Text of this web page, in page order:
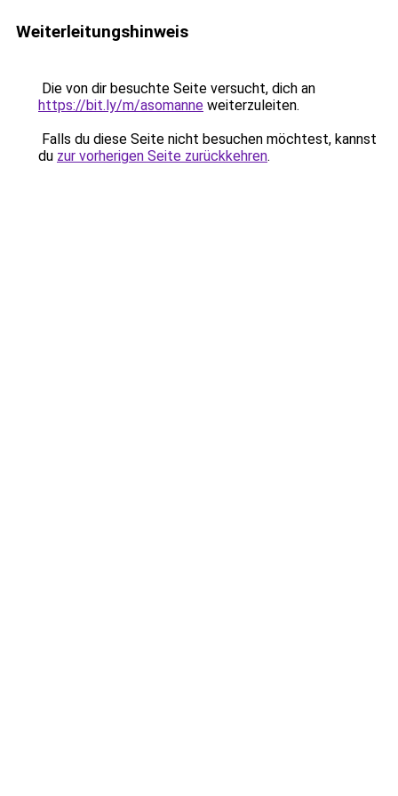
Weiterleitungshinweis
Die von dir besuchte Seite versucht, dich an
https://bit.ly/m/asomanne weiterzuleiten.
Falls du diese Seite nicht besuchen möchtest, kannst
du zur vorherigen Seite zurückkehren.